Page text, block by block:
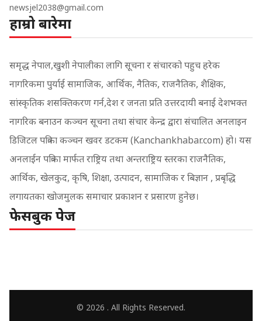
newsjel2038@gmail.com
हाम्रो बारेमा
समृद्ध नेपाल,खुशी नेपालीका लागि सूचना र संचारको पहुच हरेक
नागरिकमा पुर्याई सामाजिक, आर्थिक, नैतिक, राजनैतिक, शैक्षिक,
सांस्कृतिक शसक्तिकरण गर्न,देश र जनता प्रति उत्तरदायी बनाई देशभक्त
नागरिक बनाउन कञ्चन सूचना तथा संचार केन्द्र द्वारा संचालित अनलाइन
डिजिटल पत्रिका कञ्चन खवर डटकम (Kanchankhabar.com) हो। यस
अनलाईन पत्रिका मार्फत राष्ट्रिय तथा अन्तराष्ट्रिय स्तरका राजनैतिक,
आर्थिक, खेलकुद, कृषि, शिक्षा, उत्पादन, सामाजिक र बिज्ञान , प्रबृद्धि
लगायतका खोजमुलक समाचार प्रकाशन र प्रसारण हुनेछ।
फेसबुक पेज
© 2026 . All Rights Reserved.